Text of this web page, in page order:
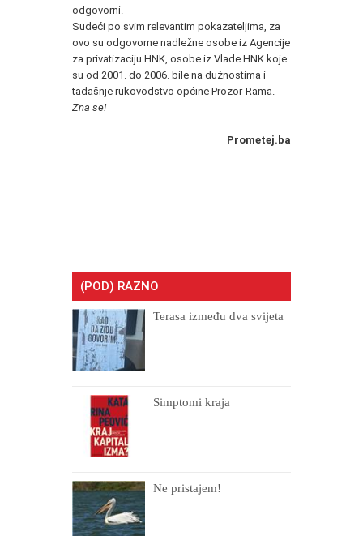
odgovorni.
Sudeći po svim relevantim pokazateljima, za
ovo su odgovorne nadležne osobe iz Agencije
za privatizaciju HNK, osobe iz Vlade HNK koje
su od 2001. do 2006. bile na dužnostima i
tadašnje rukovodstvo općine Prozor-Rama.
Zna se!
Prometej.ba
(POD) RAZNO
Terasa između dva svijeta
Simptomi kraja
Ne pristajem!